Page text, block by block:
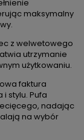
maksymalny
z welwetowego
utrzymanie
użytkowaniu.
faktura
stylu. Pufa
nadając
na wybór